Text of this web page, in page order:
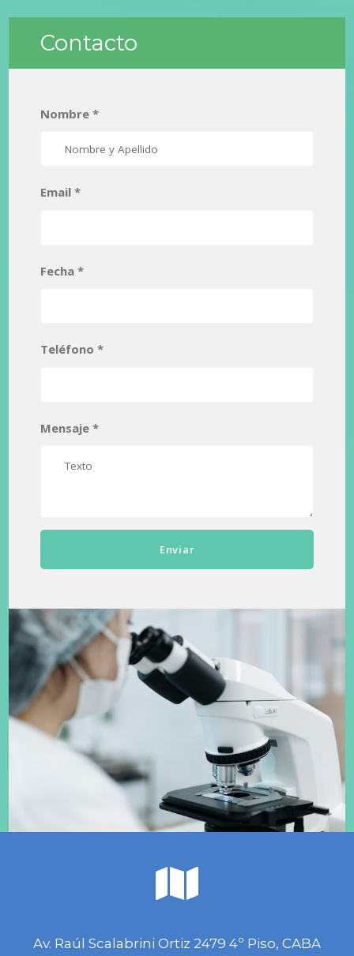
Contacto
Nombre *
Email *
Fecha *
Teléfono *
Mensaje *
Enviar
Av. Raúl Scalabrini Ortiz 2479 4º Piso, CABA